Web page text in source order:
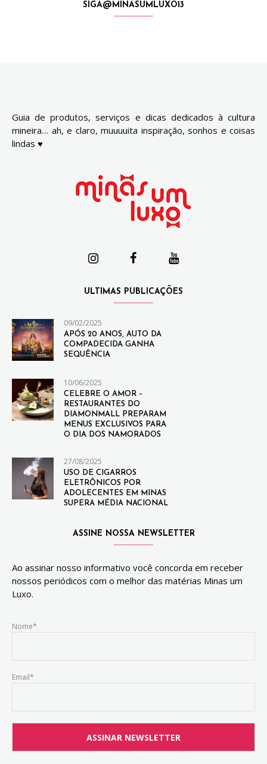
SIGA@MINASUMLUXO13
Guia de produtos, serviços e dicas dedicados à cultura
mineira… ah, e claro, muuuuita inspiração, sonhos e coisas
lindas ♥
ULTIMAS PUBLICAÇÕES
09/02/2025
APÓS 20 ANOS, AUTO DA
COMPADECIDA GANHA
SEQUÊNCIA
10/06/2025
CELEBRE O AMOR –
RESTAURANTES DO
DIAMONMALL PREPARAM
MENUS EXCLUSIVOS PARA
O DIA DOS NAMORADOS
27/08/2025
USO DE CIGARROS
ELETRÔNICOS POR
ADOLECENTES EM MINAS
SUPERA MÉDIA NACIONAL
ASSINE NOSSA NEWSLETTER
Ao assinar nosso informativo você concorda em receber
nossos periódicos com o melhor das matérias Minas um
Luxo.
Nome*
Email*